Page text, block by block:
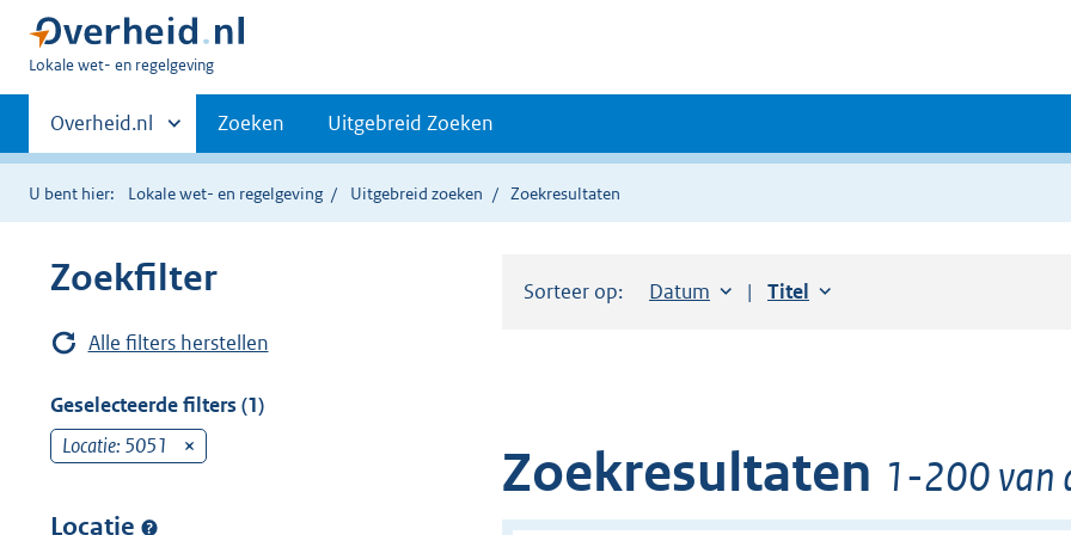
U
hier:
Lokale wet- en regelgeving
Primaire
navigatie
Andere
sites
binnen
Overheid.nl Zoeken Uitgebreid Zoeken
U bent hier: Lokale wet- en regelgeving Uitgebreid zoeken Zoekresultaten
Zoekfilter
Alle filters herstellen
Geselecteerde filters (1)
Locatie: 5051
Locatie
Sorteer op: Sorteer op:
Datum aflopendSorteer op:
Titel oplopend
Zoekresultaten 1-200 van